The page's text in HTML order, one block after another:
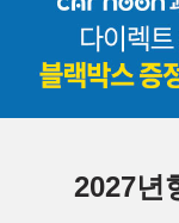
2027년